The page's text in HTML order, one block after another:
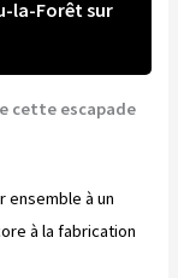
la-Forêt sur
cette escapade
ensemble à un
à la fabrication